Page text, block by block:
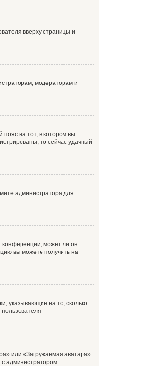
вверху страницы и
модераторам и
пояс на тот, в котором вы
то сейчас удачный
администратора для
конференции, может ли он
вы можете получить на
указывающие на то, сколько
или «Загружаемая аватара».
с администратором